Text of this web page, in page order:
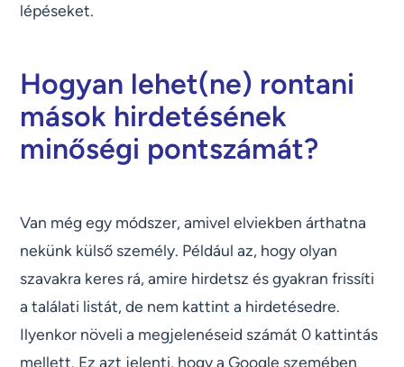
lépéseket.
Hogyan lehet(ne) rontani
mások hirdetésének
minőségi pontszámát?
Van még egy módszer, amivel elviekben árthatna
nekünk külső személy. Például az, hogy olyan
szavakra keres rá, amire hirdetsz és gyakran frissíti
a találati listát, de nem kattint a hirdetésedre.
Ilyenkor növeli a megjelenéseid számát 0 kattintás
mellett. Ez azt jelenti, hogy a Google szemében